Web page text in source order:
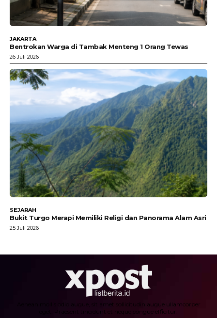
JAKARTA
Bentrokan Warga di Tambak Menteng 1 Orang Tewas
26 Juli 2026
SEJARAH
Bukit Turgo Merapi Memiliki Religi dan Panorama Alam Asri
25 Juli 2026
Aenean mollis odio augue, sit amet sollicitudin augue ullamcorper
eget. Praesent tincidunt et neque congue efficitur.